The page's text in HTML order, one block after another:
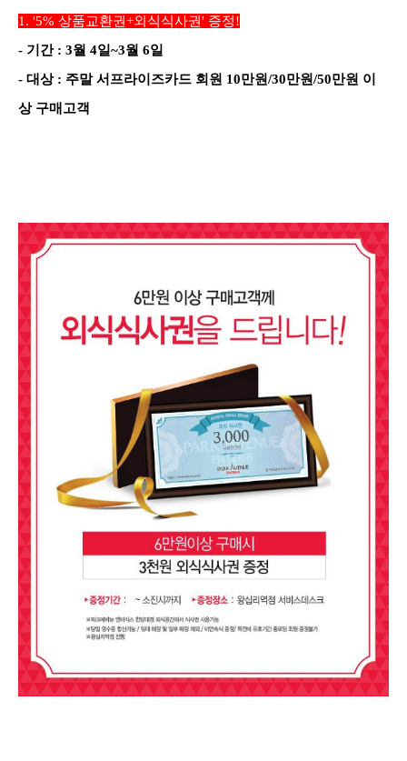
1. '5% 상품교환권+외식식사권' 증정!
- 기간: 3월 4일~3월 6일
- 대상: 주말서프라이즈카드 회원 10만원/30만원/50만원 이
상 구매고객